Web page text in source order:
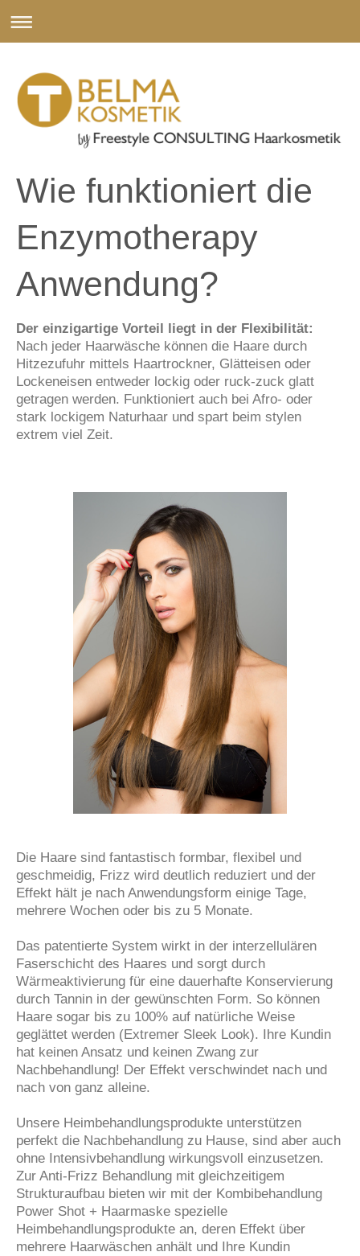
Wie funktioniert die
Enzymotherapy
Anwendung?
Der einzigartige Vorteil liegt in der Flexibilität:
Nach jeder Haarwäsche können die Haare durch
Hitzezufuhr mittels Haartrockner, Glätteisen oder
Lockeneisen entweder lockig oder ruck-zuck glatt
getragen werden. Funktioniert auch bei Afro- oder
stark lockigem Naturhaar und spart beim stylen
extrem viel Zeit.
Die Haare sind fantastisch formbar, flexibel und
geschmeidig, Frizz wird deutlich reduziert und der
Effekt hält je nach Anwendungsform einige Tage,
mehrere Wochen oder bis zu 5 Monate.
Das patentierte System wirkt in der interzellulären
Faserschicht des Haares und sorgt durch
Wärmeaktivierung für eine dauerhafte Konservierung
durch Tannin in der gewünschten Form. So können
Haare sogar bis zu 100% auf natürliche Weise
geglättet werden (Extremer Sleek Look). Ihre Kundin
hat keinen Ansatz und keinen Zwang zur
Nachbehandlung! Der Effekt verschwindet nach und
nach von ganz alleine.
Unsere Heimbehandlungsprodukte unterstützen
perfekt die Nachbehandlung zu Hause, sind aber auch
ohne Intensivbehandlung wirkungsvoll einzusetzen.
Zur Anti-Frizz Behandlung mit gleichzeitigem
Strukturaufbau bieten wir mit der Kombibehandlung
Power Shot + Haarmaske spezielle
Heimbehandlungsprodukte an, deren Effekt über
mehrere Haarwäschen anhält und Ihre Kundin